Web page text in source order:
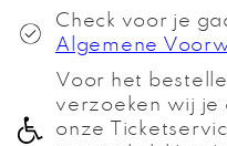
Check voor je
Algemene
Voor het
verzoeken wij je
onze